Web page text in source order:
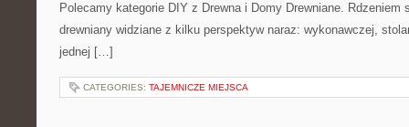
Polecamy kategorie DIY z Drewna i Domy Drewniane. Rdzeniem
drewniany widziane z kilku perspektyw naraz: wykonawczej,
jednej […]
CATEGORIES: TAJEMNICZE MIEJSCA